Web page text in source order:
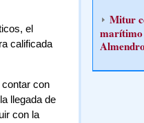
el
calificada
con
llegada de
con la
Mitur
marítimo